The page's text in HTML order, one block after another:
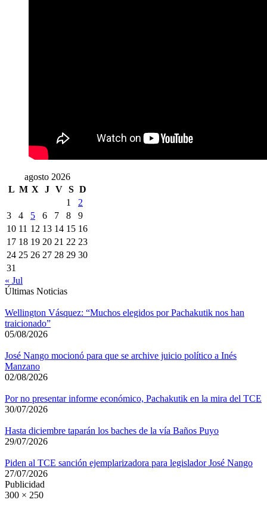
agosto 2026
L M X J V S D
1
2
3
4 5 6 7 8
9
10 11 12 13 14 15 16
17 18 19 20 21 22 23
24 25 26 27 28 29 30
31
« Jul
Últimas Noticias
Wellington Vásquez: “Muchos elegidos por Pachakutik nos han
traicionado”
05/08/2026
José Nango mocionó para que se archive juicio político a Inés
Manzano
02/08/2026
Por no presentar informe económico, Pachakutik en la mira del TCE
30/07/2026
Hasta diciembre taparán los baches de la vía Baños Puyo
29/07/2026
Piden al TCE sanción ejemplarizadora para legislador José Nango
27/07/2026
Publicidad
300 × 250